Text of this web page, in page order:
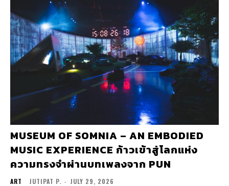
MUSEUM OF SOMNIA – AN EMBODIED
MUSIC EXPERIENCE ก้าวเข้าสู่โลกแห่ง
ความทรงจำผ่านบทเพลงจาก PUN
ART JUTIPAT P. - JULY 29, 2026